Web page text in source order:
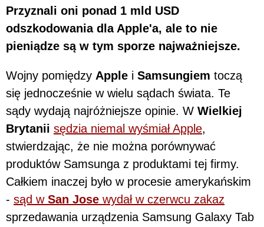
Przyznali oni ponad 1 mld USD
odszkodowania dla Apple'a, ale to nie
pieniądze są w tym sporze najważniejsze.
Wojny pomiędzy Apple i Samsungiem toczą
się jednocześnie w wielu sądach świata. Te
sądy wydają najróżniejsze opinie. W Wielkiej
Brytanii sędzia niemal wyśmiał Apple,
stwierdzając, że nie można porównywać
produktów Samsunga z produktami tej firmy.
Całkiem inaczej było w procesie amerykańskim
- sąd w San Jose wydał w czerwcu zakaz
sprzedawania urządzenia Samsung Galaxy Tab